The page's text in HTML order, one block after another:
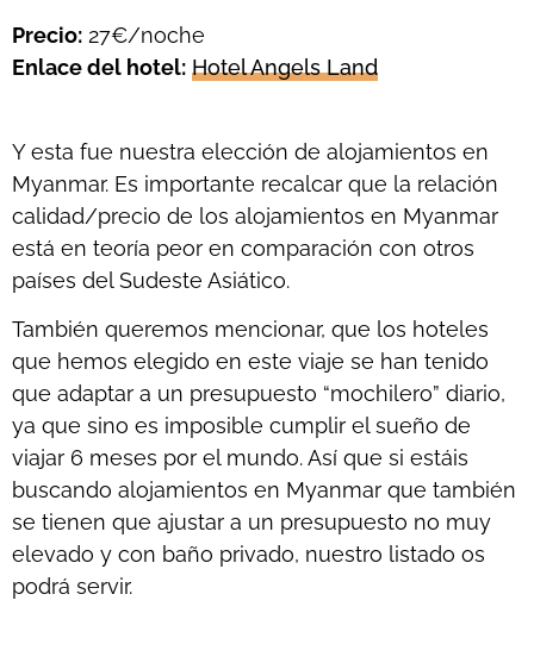
Precio: 27€/noche
Enlace del hotel: Hotel Angels Land
Y esta fue nuestra elección de alojamientos en
Myanmar. Es importante recalcar que la relación
calidad/precio de los alojamientos en Myanmar
está en teoría peor en comparación con otros
países del Sudeste Asiático.
También queremos mencionar, que los hoteles
que hemos elegido en este viaje se han tenido
que adaptar a un presupuesto “mochilero” diario,
ya que sino es imposible cumplir el sueño de
viajar 6 meses por el mundo. Así que si estáis
buscando alojamientos en Myanmar que también
se tienen que ajustar a un presupuesto no muy
elevado y con baño privado, nuestro listado os
podrá servir.